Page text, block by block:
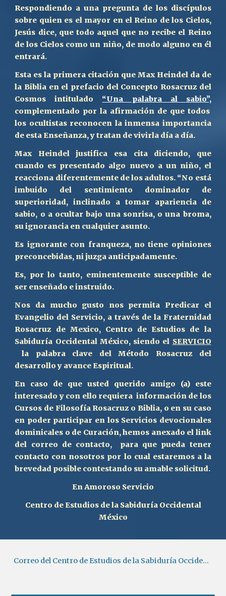
Respondiendo a una pregunta de los discípulos
sobre quien es el mayor en el Reino de los Cielos,
Jesús dice, que todo aquel que no recibe el Reino
de los Cielos como un niño, de modo alguno en él
entrará.
Esta es la primera citación que Max Heindel da de
la Biblia en el prefacio del Concepto Rosacruz del
Cosmos intitulado “Una palabra al sabio”,
complementado por la afirmación de que todos
los ocultistas reconocen la inmensa importancia
de esta Enseñanza, y tratan de vivirla día a día.
Max Heindel justifica esa cita diciendo, que
cuando es presentado algo nuevo a un niño, el
reacciona diferentemente de los adultos. “No está
imbuido del sentimiento dominador de
superioridad, inclinado a tomar apariencia de
sabio, o a ocultar bajo una sonrisa, o una broma,
su ignorancia en cualquier asunto.
Es ignorante con franqueza, no tiene opiniones
preconcebidas, ni juzga anticipadamente.
Es, por lo tanto, eminentemente susceptible de
ser enseñado e instruido.
Nos da mucho gusto nos permita Predicar el
Evangelio del Servicio, a través de la Fraternidad
Rosacruz de Mexico, Centro de Estudios de la
Sabiduría Occidental México, siendo el SERVICIO
la palabra clave del Método Rosacruz del
desarrollo y avanceEspiritual.
En caso de que usted querido amigo (a) este
interesado y con ello requiera información de los
Cursos de Filosofía Rosacruz o Biblia, o en su caso
en poder participar en los Servicios devocionales
dominicales o de Curación, hemos anexado el link
del correo de contacto, para que pueda tener
contacto con nosotros por lo cual estaremos a la
brevedad posible contestando su amable solicitud.
En Amoroso Servicio
Centro de Estudios de la Sabiduría Occidental
México
Correo del Centro de Estudios de la Sabiduría Occidental MEXICO